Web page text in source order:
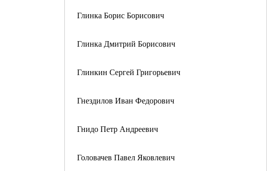
Глинка Борис Борисович
Глинка Дмитрий Борисович
Глинкин Сергей Григорьевич
Гнездилов Иван Федорович
Гнидо Петр Андреевич
Головачев Павел Яковлевич